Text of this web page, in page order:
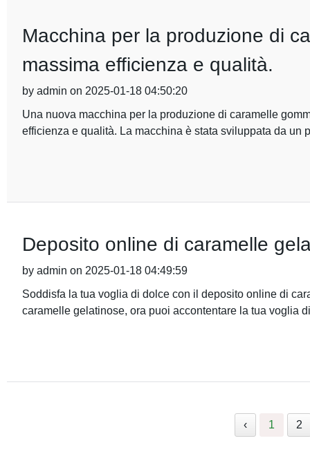
Macchina per la produzione di
massima efficienza e qualità.
by admin on 2025-01-18 04:50:20
Una nuova macchina per la produzione di caramelle
efficienza e qualità. La macchina è stata sviluppata da un
Deposito online di caramelle
by admin on 2025-01-18 04:49:59
Soddisfa la tua voglia di dolce con il deposito online di
caramelle gelatinose, ora puoi accontentare la tua voglia
‹ 1 2